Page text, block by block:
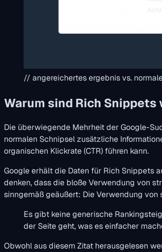
// angereichertes ergebnis vs.
Warum sind Rich
Die überwiegende Mehrheit der Google-
normalen Schnipsel zusätzliche
organischen Klickrate (CTR) führen kann.
Google erhält die Daten für Rich Snippets
denken, dass die bloße Verwendung von
sinngemäß geäußert: Die Verwendung
Es gibt keine generische
der Seite geht, was es einfacher
Obwohl aus diesem Zitat herausgelesen